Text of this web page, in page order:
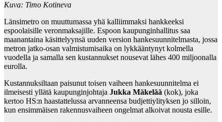
Kuva: Timo Kotineva
Länsimetro on muuttumassa yhä kalliimmaksi hankkeeksi
espoolaisille veronmaksajille. Espoon kaupunginhallitus saa
maanantaina käsittelyynsä uuden version hankesuunnitelmasta, jossa
metron jatko-osan valmistumisaika on lykkääntynyt kolmella
vuodella ja samalla sen kustannukset nousevat lähes 400 miljoonalla
eurolla.
Kustannuksiltaan paisunut toisen vaiheen hankesuunnitelma ei
ilmeisesti yllätä kaupunginjohtaja Jukka Mäkelää (kok), joka
kertoo HS:n haastattelussa arvanneensa budjettiylityksen jo silloin,
kun ensimmäisen rakennusvaiheen ongelmat alkoivat nousta esille.